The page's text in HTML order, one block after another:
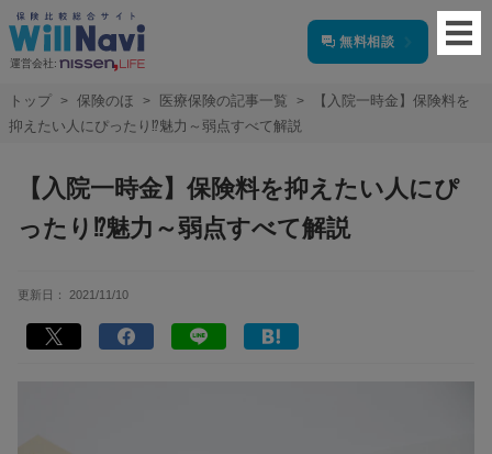
運営会社:
無料相談
トップ 保険のほ 医療保険の記事一覧
【入院一時金】保険料を
抑えたい人にぴったり⁉魅力～弱点すべて解説
【入院一時金】保険料を抑えたい人にぴ
ったり⁉魅力～弱点すべて解説
更新日： 2021/11/10